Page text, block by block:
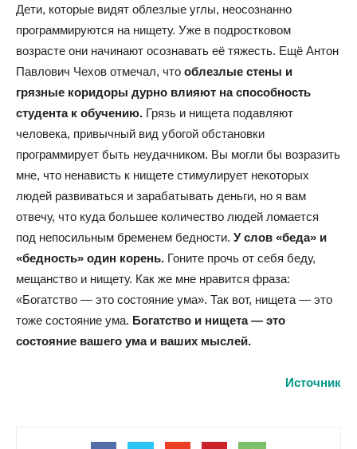
Дети, которые видят облезлые углы, неосознанно
программируются на нищету. Уже в подростковом
возрасте они начинают осознавать её тяжесть. Ещё Антон
Павлович Чехов отмечал, что облезлые стены и
грязные коридоры дурно влияют на способность
студента к обучению. Грязь и нищета подавляют
человека, привычный вид убогой обстановки
программирует быть неудачником. Вы могли бы возразить
мне, что ненависть к нищете стимулирует некоторых
людей развиваться и зарабатывать деньги, но я вам
отвечу, что куда большее количество людей ломается
под непосильным бременем бедности. У слов «беда» и
«бедность» один корень. Гоните прочь от себя беду,
мещанство и нищету. Как же мне нравится фраза:
«Богатство — это состояние ума». Так вот, нищета — это
тоже состояние ума. Богатство и нищета — это
состояние вашего ума и ваших мыслей.
Источник